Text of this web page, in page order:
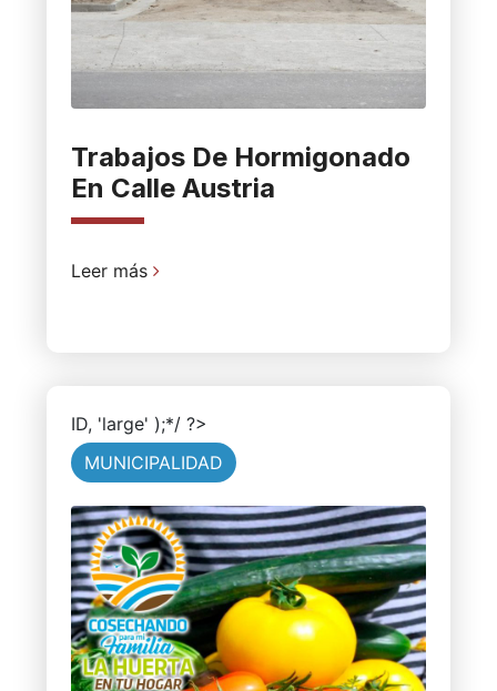
Trabajos De Hormigonado
En Calle Austria
Leer más
ID, 'large' );*/ ?>
MUNICIPALIDAD